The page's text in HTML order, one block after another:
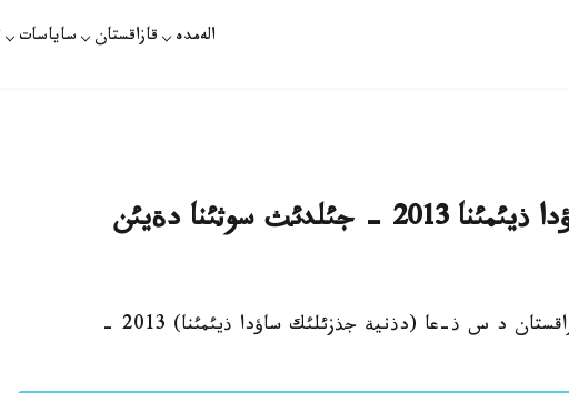
الەمدە قازاقستان ساياسات
قازاقستان دذنيةجذزئلئك ساؤدا ذيئمئنا 2013 - جئلدئث سوثئنا دةيئن
استانا. 22 - مامئر. قازاقپارات - قازاقستان د س ذ-عا (دذنية جذزئلئك ساؤدا ذيئمئنا) 2013 -